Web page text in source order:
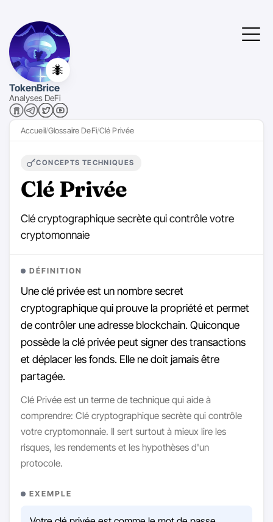
🐜
TokenBrice
Analyses DeFi
Accueil Glossaire DeFi Clé Privée
CONCEPTS TECHNIQUES
Clé Privée
Clé cryptographique secrète qui contrôle votre
cryptomonnaie
DÉFINITION
Une clé privée est un nombre secret
cryptographique qui prouve la propriété et permet
de contrôler une adresse blockchain. Quiconque
possède la clé privée peut signer des transactions
et déplacer les fonds. Elle ne doit jamais être
partagée.
Clé Privée est un terme de technique qui aide à
comprendre: Clé cryptographique secrète qui contrôle
votre cryptomonnaie. Il sert surtout à mieux lire les
risques, les rendements et les hypothèses d'un
protocole.
EXEMPLE